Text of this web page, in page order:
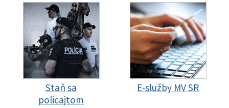
Staň sa
policajtom
E-služby MV SR